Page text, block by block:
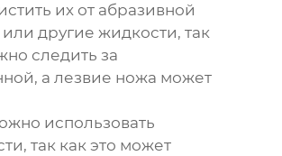
их от абразивной
другие жидкости, так
следить за
а лезвие ножа может
использовать
так как это может